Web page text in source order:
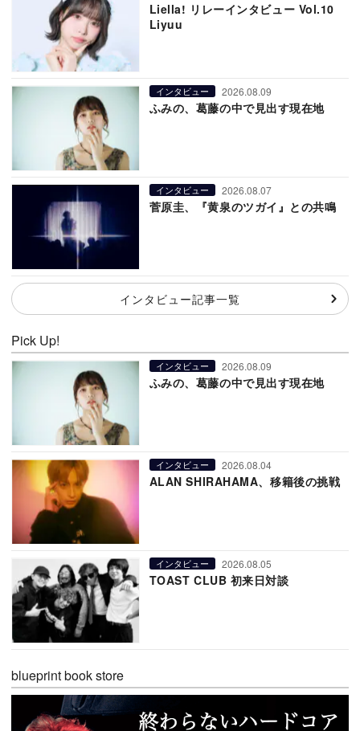
Liella! リレーインタビュー Vol.10
Liyuu
インタビュー 2026.08.09
ふみの、葛藤の中で見出す現在地
インタビュー 2026.08.07
菅原圭、『黄泉のツガイ』との共鳴
インタビュー記事一覧
Pick Up!
インタビュー 2026.08.09
ふみの、葛藤の中で見出す現在地
インタビュー 2026.08.04
ALAN SHIRAHAMA、移籍後の挑戦
インタビュー 2026.08.05
TOAST CLUB 初来日対談
blueprint book store